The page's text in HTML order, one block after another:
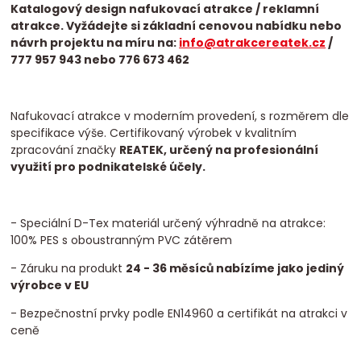
Katalogový design nafukovací atrakce / reklamní
atrakce. Vyžádejte si základní cenovou nabídku nebo
návrh projektu na míru na: info@atrakcereatek.cz /
777 957 943 nebo 776 673 462
Nafukovací atrakce v moderním provedení, s rozměrem dle
specifikace výše. Certifikovaný výrobek v kvalitním
zpracování značky REATEK, určený na profesionální
využití pro podnikatelské účely.
- Speciální D-Tex materiál určený výhradně na atrakce:
100% PES s oboustranným PVC zátěrem
- Záruku na produkt 24 - 36 měsíců nabízíme jako jediný
výrobce v EU
- Bezpečnostní prvky podle EN14960 a certifikát na atrakci v
ceně